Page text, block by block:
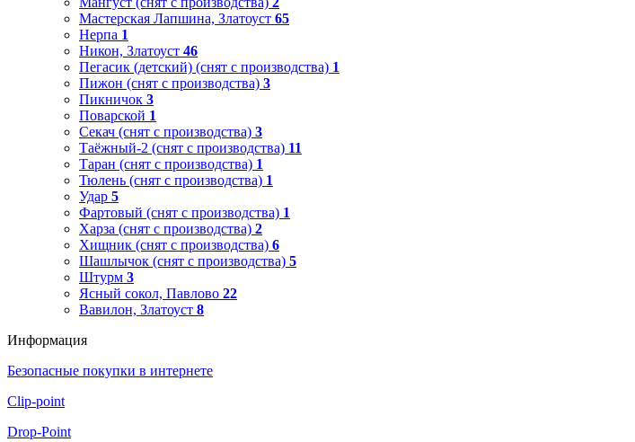
Мастерская Лапшина, Златоуст 65
Нерпа 1
Никон, Златоуст 46
Пегасик (детский) (снят с производства) 1
Пижон (снят с производства) 3
Пикничок 3
Поварской 1
Секач (снят с производства) 3
Таёжный-2 (снят с производства) 11
Таран (снят с производства) 1
Тюлень (снят с производства) 1
Удар 5
Фартовый (снят с производства) 1
Харза (снят с производства) 2
Хищник (снят с производства) 6
Шашлычок (снят с производства) 5
Штурм 3
Ясный сокол, Павлово 22
Вавилон, Златоуст 8
Информация
Безопасные покупки в интернете
Clip-point
Drop-Point